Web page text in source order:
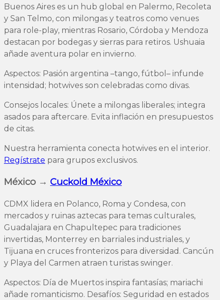
Buenos Aires es un hub global en Palermo, Recoleta
y San Telmo, con milongas y teatros como venues
para role-play, mientras Rosario, Córdoba y Mendoza
destacan por bodegas y sierras para retiros. Ushuaia
añade aventura polar en invierno.
Aspectos: Pasión argentina –tango, fútbol– infunde
intensidad; hotwives son celebradas como divas.
Consejos locales: Únete a milongas liberales; integra
asados para aftercare. Evita inflación en presupuestos
de citas.
Nuestra herramienta conecta hotwives en el interior.
Regístrate para grupos exclusivos.
México → Cuckold México
CDMX lidera en Polanco, Roma y Condesa, con
mercados y ruinas aztecas para temas culturales,
Guadalajara en Chapultepec para tradiciones
invertidas, Monterrey en barriales industriales, y
Tijuana en cruces fronterizos para diversidad. Cancún
y Playa del Carmen atraen turistas swinger.
Aspectos: Día de Muertos inspira fantasías; mariachi
añade romanticismo. Desafíos: Seguridad en estados